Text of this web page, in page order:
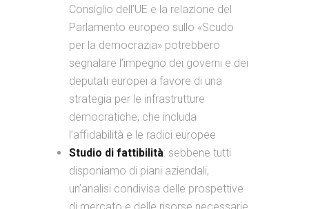
Consiglio dell’UE e la relazione del
Parlamento europeo sullo «Scudo
per la democrazia» potrebbero
segnalare l’impegno dei governi e dei
deputati europei a favore di una
strategia per le infrastrutture
democratiche, che includa
l’affidabilità e le radici europee
Studio di fattibilità: sebbene tutti
disponiamo di piani aziendali,
un’analisi condivisa delle prospettive